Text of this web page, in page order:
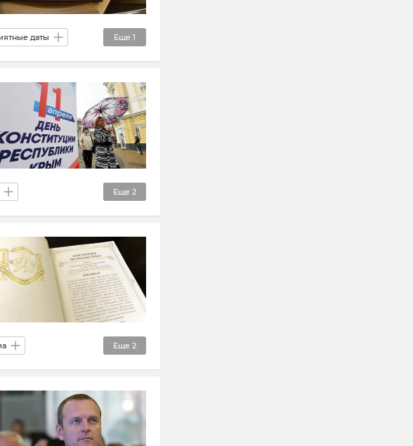
Еще 1
даты
Еще 2
Еще 2